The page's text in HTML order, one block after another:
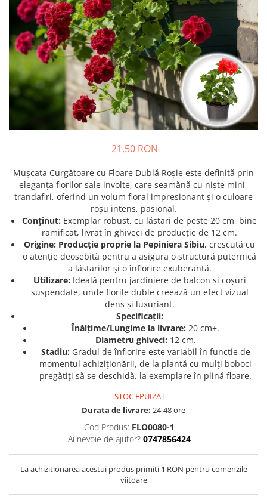
Bulbi de Echinacea
Bulbi de Frezie
Bulbi de Fritillaria
Bulbi de Gaillardia (Kokarda)
Bulbi de Gladiole
Bulbi de Irisi - Stanjenel
Bulbi de Lalele
Bulbi de Leucanthemum
Bulbi de Ranunculus
Bulbi de Tigridia
Bulbi de Zambile
Bulbi de Zantedeschia
Bulbi Sparaxis
Mixuri de Bulbi
Seminte de Flori
Seminte de Ierburi
Seminte de Legume/Fructe
Păr - Pyrus communis
Smochini - Ficus carica
Viță de Vie - Vitis
Zmeur - Rubus
21,50 RON
Mușcata Curgătoare cu Floare Dublă Roșie este definită prin
eleganța florilor sale involte, care seamănă cu niște mini-
trandafiri, oferind un volum floral impresionant și o culoare
roșu intens, pasional.
Conținut: Exemplar robust, cu lăstari de peste 20 cm, bine
ramificat, livrat în ghiveci de producție de 12 cm.
Origine: Producție proprie la Pepiniera Sibiu, crescută cu
o atenție deosebită pentru a asigura o structură puternică
a lăstarilor și o înflorire exuberantă.
Utilizare: Ideală pentru jardiniere de balcon și coșuri
suspendate, unde florile duble creează un efect vizual
dens și luxuriant.
Specificații:
Înălțime/Lungime la livrare: 20 cm+.
Diametru ghiveci: 12 cm.
Stadiu: Gradul de înflorire este variabil în funcție de
momentul achiziționării, de la plantă cu mulți boboci
pregătiți să se deschidă, la exemplare în plină floare.
STOC EPUIZAT
Durata de livrare: 24-48 ore
Cod Produs: FLO0080-1
Ai nevoie de ajutor? 0747856424
La achizitionarea acestui produs primiti 1 RON pentru comenzile
viitoare